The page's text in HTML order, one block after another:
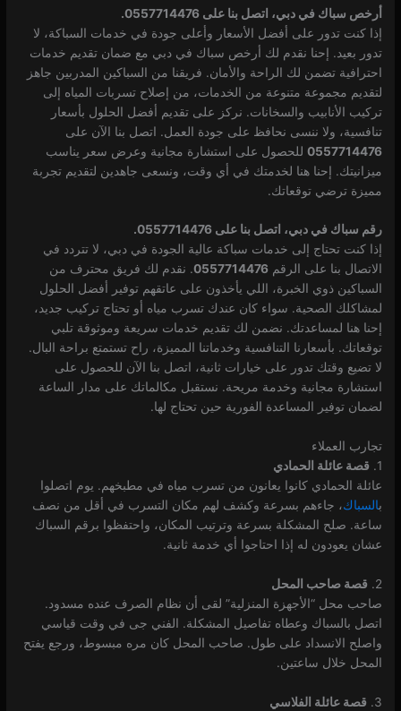
أرخص سباك في دبي، اتصل بنا على 0557714476.
إذا كنت تدور على أفضل الأسعار وأعلى جودة في خدمات السباكة، لا
تدور بعيد. إحنا نقدم لك أرخص سباك في دبي مع ضمان تقديم خدمات
احترافية تضمن لك الراحة والأمان. فريقنا من السباكين المدربين جاهز
لتقديم مجموعة متنوعة من الخدمات، من إصلاح تسربات المياه إلى
تركيب الأنابيب والسخانات. نركز على تقديم أفضل الحلول بأسعار
تنافسية، ولا ننسى نحافظ على جودة العمل. اتصل بنا الآن على
0557714476 للحصول على استشارة مجانية وعرض سعر يناسب
ميزانيتك. إحنا هنا لخدمتك في أي وقت، ونسعى جاهدين لتقديم تجربة
مميزة ترضي توقعاتك.
رقم سباك في دبي، اتصل بنا على 0557714476.
إذا كنت تحتاج إلى خدمات سباكة عالية الجودة في دبي، لا تتردد في
الاتصال بنا على الرقم0557714476. نقدم لك فريق محترف من
السباكين ذوي الخبرة، اللي يأخذون على عاتقهم توفير أفضل الحلول
لمشاكلك الصحية. سواء كان عندك تسرب مياه أو تحتاج تركيب جديد،
إحنا هنا لمساعدتك. نضمن لك تقديم خدمات سريعة وموثوقة تلبي
توقعاتك. بأسعارنا التنافسية وخدماتنا المميزة، راح تستمتع براحة البال.
لا تضيع وقتك تدور على خيارات ثانية، اتصل بنا الآن للحصول على
استشارة مجانية وخدمة مريحة. نستقبل مكالماتك على مدار الساعة
لضمان توفير المساعدة الفورية حين تحتاج لها.
تجارب العملاء
1. قصة عائلة الحمادي
عائلة الحمادي كانوا يعانون من تسرب مياه في مطبخهم. يوم اتصلوا
بالسباك، جاءهم بسرعة وكشف لهم مكان التسرب في أقل من نصف
ساعة. صلح المشكلة بسرعة وترتيب المكان، واحتفظوا برقم السباك
عشان يعودون له إذا احتاجوا أي خدمة ثانية.
2. قصة صاحب المحل
صاحب محل “الأجهزة المنزلية” لقى أن نظام الصرف عنده مسدود.
اتصل بالسباك وعطاه تفاصيل المشكلة. الفني جى في وقت قياسي
واصلح الانسداد على طول. صاحب المحل كان مره مبسوط، ورجع يفتح
المحل خلال ساعتين.
3. قصة عائلة الفلاسي